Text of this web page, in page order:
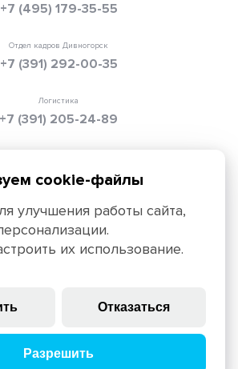
+7 (495) 179-35-55
Отдел кадров Дивногорск
+7 (391) 292-00-35
Логистика
+7 (391) 205-24-89
info@texpolimer.ru
ул. Ады Лебедевой, 152,
геосинтетических материалов
cookie-файлы
улучшения работы сайта,
их использование.
Отказаться
Разрешить